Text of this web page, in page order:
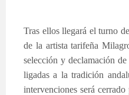
Tras ellos llegará el turno
de la artista tarifeña
selección y declamación
ligadas a la tradición
intervenciones será